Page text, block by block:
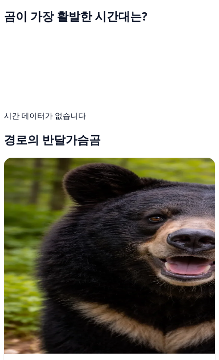
곰이 가장 활발한 시간대는?
시간 데이터가 없습니다
경로의 반달가슴곰